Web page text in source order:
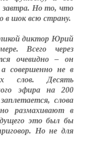
завтра. Но то, что
в шок всю страну.
диктор Юрий
Всего через
очевидно – он
совершенно не в
слов. Десять
эфира на 200
слова
размахивают в
это был бы
Но не для